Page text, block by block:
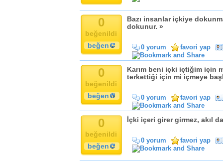
0
beğenildi
beğen
Bazı insanlar içkiye
dokunur. »
0 yorum favori yap
0
beğenildi
beğen
Karım beni içki içtiğim için
terkettiği için mi içmeye
0 yorum favori yap
0
beğenildi
beğen
İçki içeri girer girmez, akıl da
0 yorum favori yap